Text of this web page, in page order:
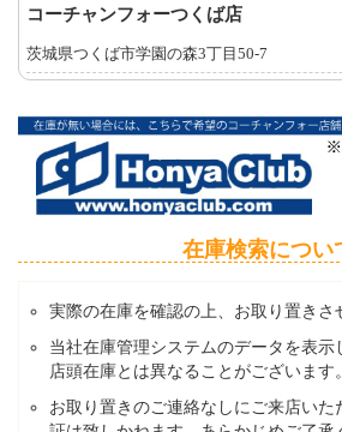
コーチャンフォーつくば店
茨城県つくば市学園の森3丁目50-7
在庫検索につい
実際の在庫を確認の上、お取り置きさ
当社在庫管理システムのデータを表示
店頭在庫とは異なることがございます。
お取り置きのご連絡なしにご来店いた